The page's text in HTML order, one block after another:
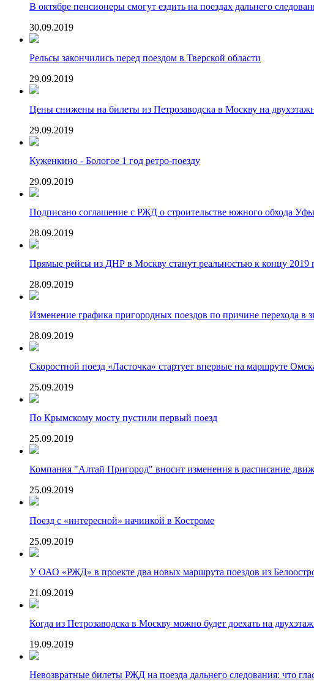
В октябре пенсионеры смогут ездить на поездах дальнего
30.09.2019
Рельсы закончились перед поездом в Тверской области
29.09.2019
Цены снижены на билеты из Петрозаводска в Москву на
29.09.2019
Куженкино - Бологое 1 год ретро-поезду
29.09.2019
Подписано соглашение с РЖД о строительстве южного обхода Уфы
28.09.2019
Прямые рейсы из ДНР в Москву станут реальностью к концу 2019
28.09.2019
Изменение графика пригородных поездов по причине перехода в
28.09.2019
Скоростной поезд «Ласточка» стартует впервые на маршруте
25.09.2019
По Крымскому мосту пустили первый поезд
25.09.2019
Компания "Алтай Пригород" вносит изменения в расписание
25.09.2019
Поезд с «интересной» начинкой в Костроме
25.09.2019
У ОАО «РЖД» в проекте два новых маршрута поездов из
21.09.2019
Когда из Петрозаводска в Москву можно будет доехать на
19.09.2019
Невозвратные билеты РЖД на поезда дальнего следования: что